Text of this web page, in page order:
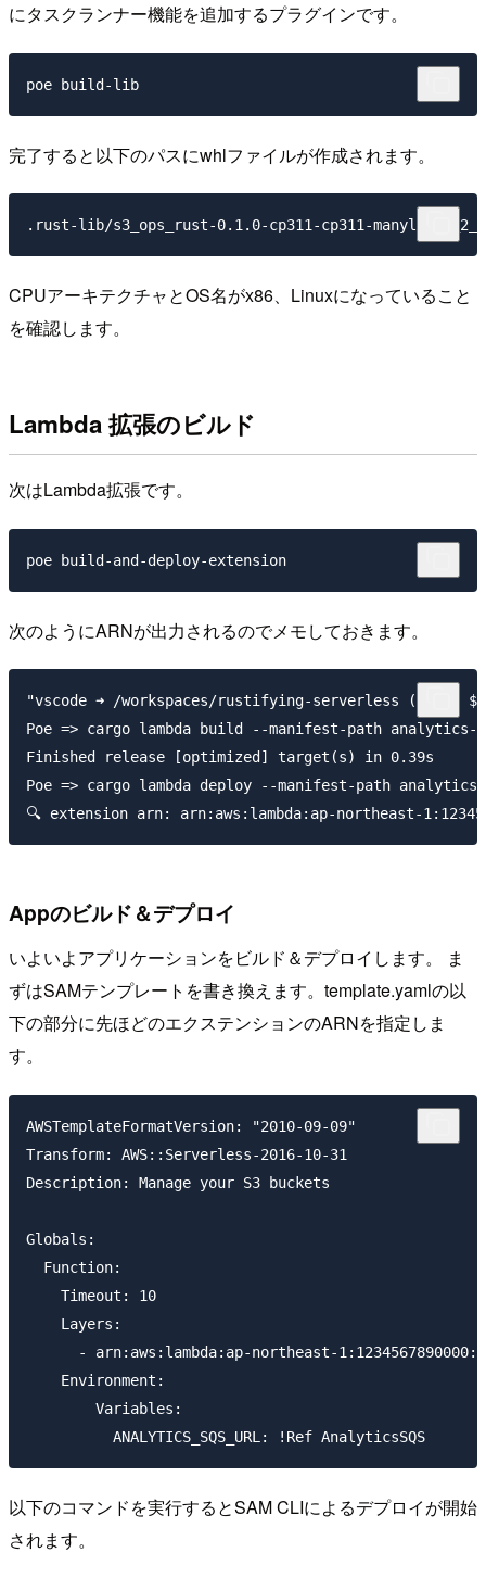
にタスクランナー機能を追加するプラグインです。
完了すると以下のパスにwhlファイルが作成されます。
CPUアーキテクチャとOS名がx86、Linuxになっていること
を確認します。
Lambda 拡張のビルド
次はLambda拡張です。
次のようにARNが出力されるのでメモしておきます。
"vscode ➜ /workspaces/rustifying-serverless (main)
Poe => cargo lambda build --manifest-path
Finished release [optimized] target(s) in 0.39s
Poe => cargo lambda deploy --manifest-path
Appのビルド＆デプロイ
いよいよアプリケーションをビルド＆デプロイします。 ま
ずはSAMテンプレートを書き換えます。template.yamlの以
下の部分に先ほどのエクステンションのARNを指定しま
す。
AWSTemplateFormatVersion: "2010-09-09"
Transform: AWS::Serverless-2016-10-31
Description: Manage your S3 buckets
Globals:
  Function:
    Timeout: 10
    Layers:
- arn:aws:lambda:ap-northeast-
    Environment:
        Variables:
以下のコマンドを実行するとSAM CLIによるデプロイが開始
されます。